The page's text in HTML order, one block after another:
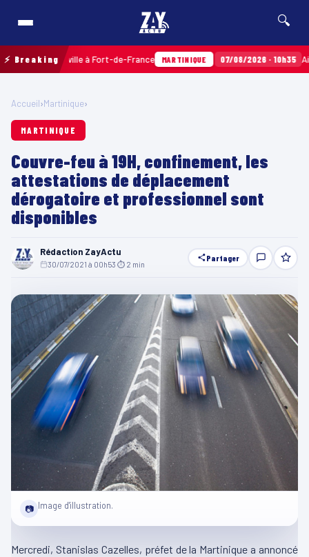
🔍
⚡ Breaking
Sainville à Fort-de-France MARTINIQUE 07/08/2026 · 10h35 Airbags
Accueil›Martinique›
MARTINIQUE
Couvre-feu à 19H, confinement, les
attestations de déplacement
dérogatoire et professionnel sont
disponibles
Rédaction ZayActu
30/07/2021 à 00h53 ⏱ 2 min
Partager
📷 Image d'illustration.
Mercredi, Stanislas Cazelles, préfet de la Martinique a annoncé